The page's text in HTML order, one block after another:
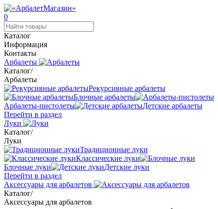
0
Каталог
Информация
Контакты
Арбалеты
Каталог/
Арбалеты
Рекурсивные арбалеты
Блочные арбалеты
Арбалеты-пистолеты
Детские арбалеты
Перейти в раздел
Луки
Каталог/
Луки
Традиционные луки
Классические луки
Блочные луки
Детские луки
Перейти в раздел
Аксессуары для арбалетов
Каталог/
Аксессуары для арбалетов